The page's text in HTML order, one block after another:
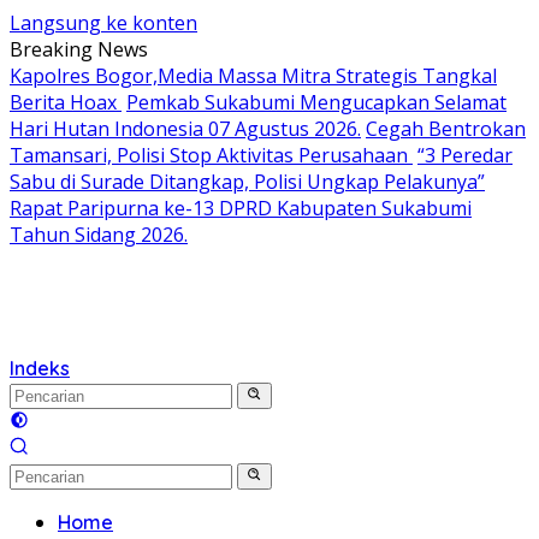
Langsung ke konten
Breaking News
Kapolres Bogor,Media Massa Mitra Strategis Tangkal
Berita Hoax Pemkab Sukabumi Mengucapkan Selamat
Hari Hutan Indonesia 07 Agustus 2026. Cegah Bentrokan
Tamansari, Polisi Stop Aktivitas Perusahaan “3 Peredar
Sabu di Surade Ditangkap, Polisi Ungkap Pelakunya”
Rapat Paripurna ke-13 DPRD Kabupaten Sukabumi
Tahun Sidang 2026.
Indeks
Home